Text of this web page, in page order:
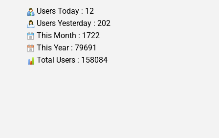
Users Today : 12
Users Yesterday : 202
This Month : 1722
This Year : 79691
Total Users : 158084